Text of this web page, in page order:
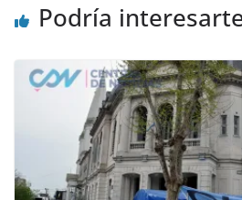
Podría